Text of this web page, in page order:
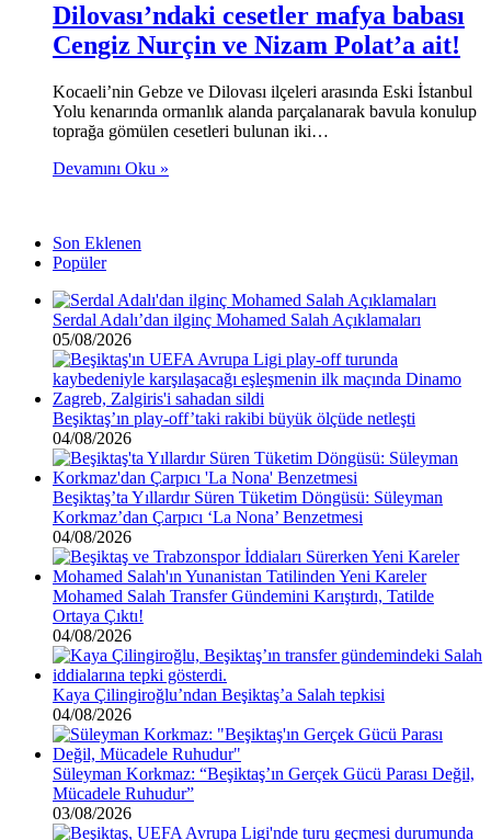
Dilovası’ndaki cesetler mafya babası
Cengiz Nurçin ve Nizam Polat’a ait!
Kocaeli’nin Gebze ve Dilovası ilçeleri arasında Eski İstanbul
Yolu kenarında ormanlık alanda parçalanarak bavula konulup
toprağa gömülen cesetleri bulunan iki…
Devamını Oku »
Son Eklenen
Popüler
Serdal Adalı’dan ilginç Mohamed Salah Açıklamaları
05/08/2026
Beşiktaş’ın play-off’taki rakibi büyük ölçüde netleşti
04/08/2026
Beşiktaş’ta Yıllardır Süren Tüketim Döngüsü: Süleyman
Korkmaz’dan Çarpıcı ‘La Nona’ Benzetmesi
04/08/2026
Mohamed Salah Transfer Gündemini Karıştırdı, Tatilde
Ortaya Çıktı!
04/08/2026
Kaya Çilingiroğlu’ndan Beşiktaş’a Salah tepkisi
04/08/2026
Süleyman Korkmaz: “Beşiktaş’ın Gerçek Gücü Parası Değil,
Mücadele Ruhudur”
03/08/2026